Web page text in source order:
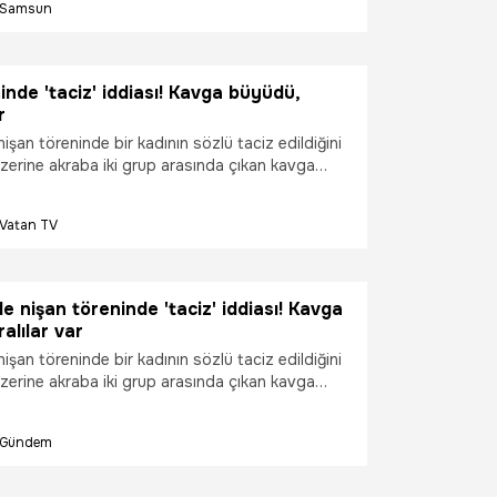
Samsun
'taciz' iddiası! Kavga büyüdü,
töreninde bir kadının sözlü taciz edildiğini
akraba iki grup arasında çıkan kavga
kaydedildi.
Vatan TV
nişan töreninde 'taciz' iddiası! Kavga
var
töreninde bir kadının sözlü taciz edildiğini
akraba iki grup arasında çıkan kavga
kaydedildi.
Gündem